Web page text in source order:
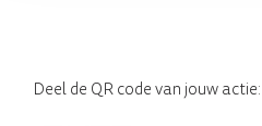
Deel de QR code van jouw actie: